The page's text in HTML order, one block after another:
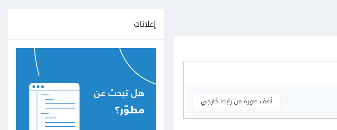
أضف صورة من رابط خارجي
إعلانات